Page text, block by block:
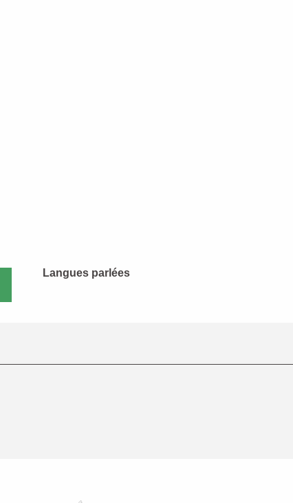
Langues parlées
Langues parlées